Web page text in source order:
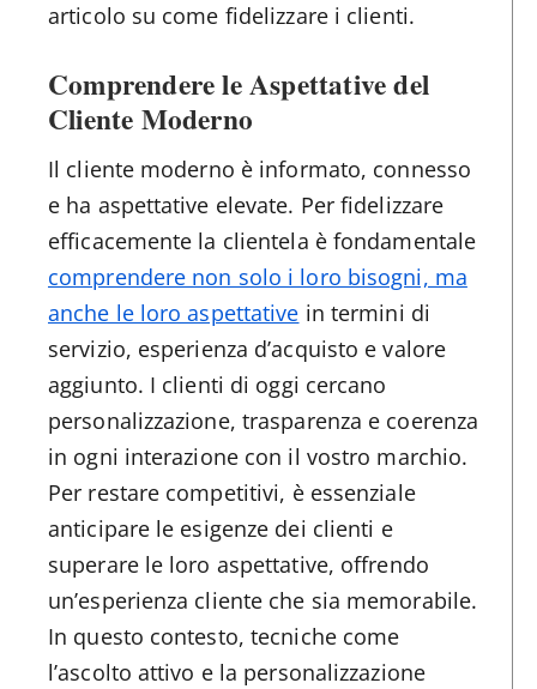
articolo su come fidelizzare i clienti.
Comprendere le Aspettative del
Cliente Moderno
Il cliente moderno è informato, connesso
e ha aspettative elevate. Per fidelizzare
efficacemente la clientela è fondamentale
comprendere non solo i loro bisogni, ma
anche le loro aspettative in termini di
servizio, esperienza d’acquisto e valore
aggiunto. I clienti di oggi cercano
personalizzazione, trasparenza e coerenza
in ogni interazione con il vostro marchio.
Per restare competitivi, è essenziale
anticipare le esigenze dei clienti e
superare le loro aspettative, offrendo
un’esperienza cliente che sia memorabile.
In questo contesto, tecniche come
l’ascolto attivo e la personalizzazione